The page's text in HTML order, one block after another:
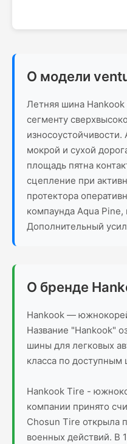
О модели
Летняя шина Hankook
сегменту
мокрой и сухой
площадь пятна
сцепление при
протектора
компаунда Aqua
Дополнительный
О бренде
Hankook —
Название "Hankook"
шины для легковых
класса по доступным
Hankook Tire -
компании принято
Chosun Tire открыла
военных действий. В